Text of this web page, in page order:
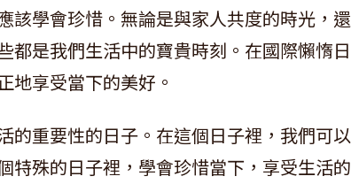
該學會珍惜。無論是與家人共度的時光，還
都是我們生活中的寶貴時刻。在國際懶惰日
地享受當下的美好。
的重要性的日子。在這個日子裡，我們可以
特殊的日子裡，學會珍惜當下，享受生活的